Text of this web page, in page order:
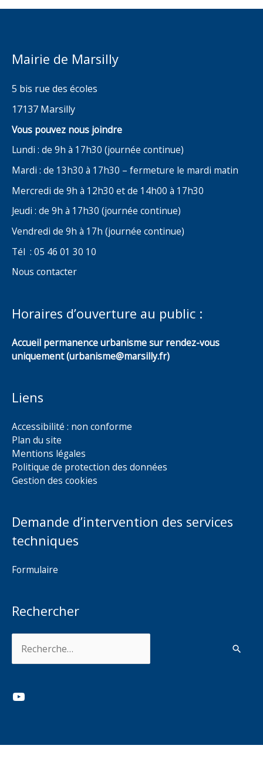
Mairie de Marsilly
5 bis rue des écoles
17137 Marsilly
Vous pouvez nous joindre
Lundi : de 9h à 17h30 (journée continue)
Mardi : de 13h30 à 17h30 – fermeture le mardi matin
Mercredi de 9h à 12h30 et de 14h00 à 17h30
Jeudi : de 9h à 17h30 (journée continue)
Vendredi de 9h à 17h (journée continue)
Tél : 05 46 01 30 10
Nous contacter
Horaires d’ouverture au public :
Accueil permanence urbanisme sur rendez-vous
uniquement (urbanisme@marsilly.fr)
Liens
Accessibilité : non conforme
Plan du site
Mentions légales
Politique de protection des données
Gestion des cookies
Demande d’intervention des services
techniques
Formulaire
Rechercher
YouTube